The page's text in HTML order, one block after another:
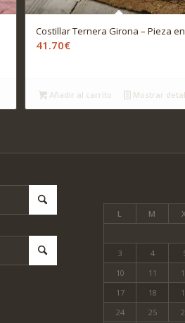
Costillar Ternera Girona – Pieza
41.70€
Añadir al carrito Mostrar
L M X
3
4
10
11
17
18
24
25